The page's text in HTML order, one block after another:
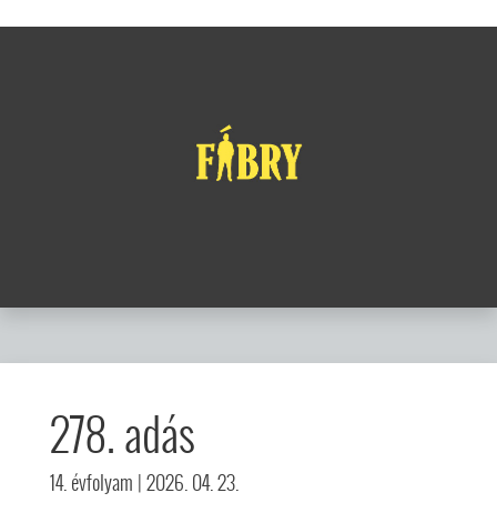
278. adás
14. évfolyam | 2026. 04. 23.